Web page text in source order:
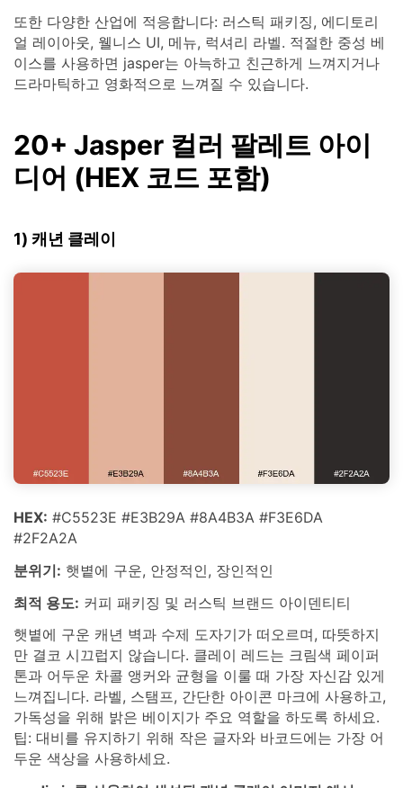
또한 다양한 산업에 적응합니다: 러스틱 패키징, 에디토리
얼 레이아웃, 웰니스 UI, 메뉴, 럭셔리 라벨. 적절한 중성 베
이스를 사용하면 jasper는 아늑하고 친근하게 느껴지거나
드라마틱하고 영화적으로 느껴질 수 있습니다.
20+ Jasper 컬러 팔레트 아이
디어 (HEX 코드 포함)
1) 캐년 클레이
HEX: #C5523E #E3B29A #8A4B3A #F3E6DA
#2F2A2A
분위기: 햇볕에 구운, 안정적인, 장인적인
최적 용도: 커피 패키징 및 러스틱 브랜드 아이덴티티
햇볕에 구운 캐년 벽과 수제 도자기가 떠오르며, 따뜻하지
만 결코 시끄럽지 않습니다. 클레이 레드는 크림색 페이퍼
톤과 어두운 차콜 앵커와 균형을 이룰 때 가장 자신감 있게
느껴집니다. 라벨, 스탬프, 간단한 아이콘 마크에 사용하고,
가독성을 위해 밝은 베이지가 주요 역할을 하도록 하세요.
팁: 대비를 유지하기 위해 작은 글자와 바코드에는 가장 어
두운 색상을 사용하세요.